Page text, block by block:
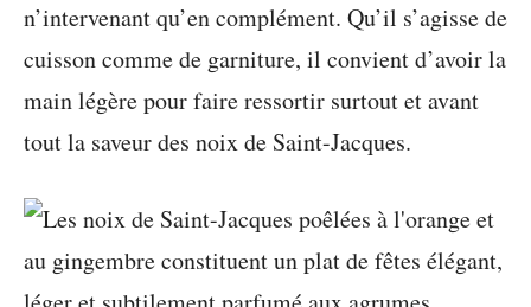
n’intervenant qu’en complément. Qu’il s’agisse de
cuisson comme de garniture, il convient d’avoir la
main légère pour faire ressortir surtout et avant
tout la saveur des noix de Saint-Jacques.